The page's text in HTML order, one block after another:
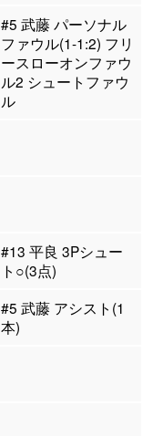
#5 武藤 パーソナル
ファウル(1-1:2) フリ
ースローオンファウ
ル2 シュートファウ
ル
#13 平良 3Pシュー
ト○(3点)
#5 武藤 アシスト(1
本)